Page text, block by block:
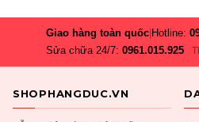
Giao hàng toàn quốc Hotline:
Sửa chữa 24/7:0961.015.925
SHOPHANGDUC.VN